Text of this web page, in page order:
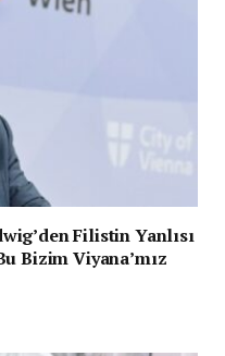
Filistin Yanlısı
Bizim Viyana’mız